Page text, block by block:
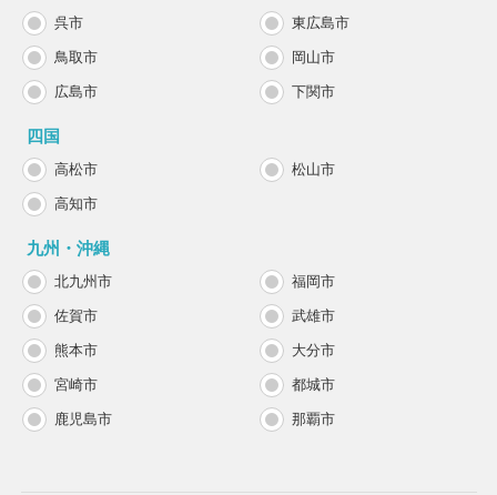
呉市 東広島市
鳥取市 岡山市
広島市 下関市
四国
高松市 松山市
高知市
九州・沖縄
北九州市 福岡市
佐賀市 武雄市
熊本市 大分市
宮崎市 都城市
鹿児島市 那覇市